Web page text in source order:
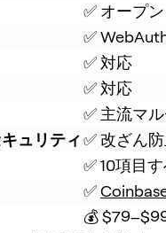
✅ オープ
✅
✅ 対応
✅ 対応
✅ 主流マ
ュリティ✅ 改ざん
✅ 10項目
✅
💰